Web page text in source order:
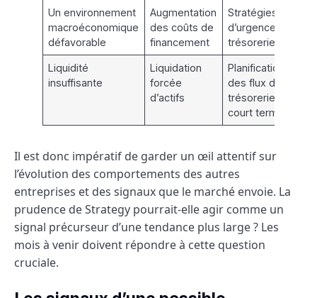
Un environnement
macroéconomique
défavorable
Augmentation
des coûts de
financement
Stratégies
d’urgence de
trésorerie
Liquidité
insuffisante
Liquidation
forcée
d’actifs
Planification
des flux de
trésorerie à
court terme
Il est donc impératif de garder un œil attentif sur
l’évolution des comportements des autres
entreprises et des signaux que le marché envoie. La
prudence de Strategy pourrait-elle agir comme un
signal précurseur d’une tendance plus large ? Les
mois à venir doivent répondre à cette question
cruciale.